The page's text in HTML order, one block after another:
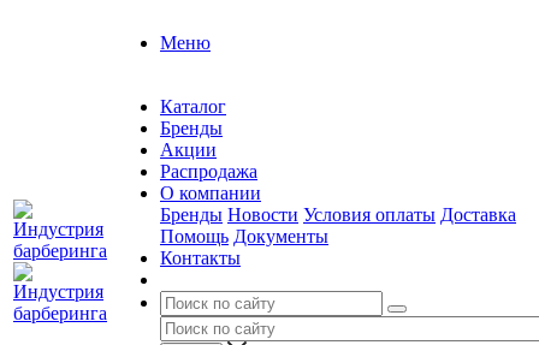
Меню
Каталог
Бренды
Акции
Распродажа
О компании
Бренды Новости Условия оплаты Доставка
Помощь Документы
Контакты